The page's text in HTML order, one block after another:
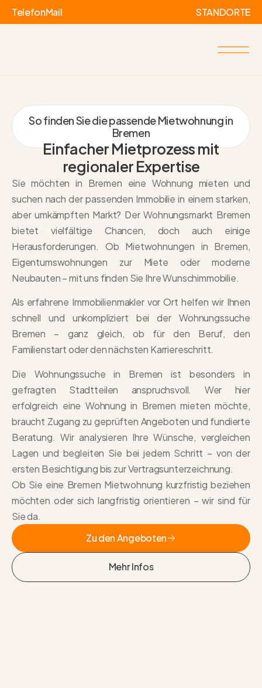
TelefonMail STANDORTE
So finden Sie die passende Mietwohnung in
Bremen
Einfacher Mietprozess mit
regionaler Expertise
Sie möchten in Bremen eine Wohnung mieten und
suchen nach der passenden Immobilie in einem starken,
aber umkämpften Markt? Der Wohnungsmarkt Bremen
bietet vielfältige Chancen, doch auch einige
Herausforderungen. Ob Mietwohnungen in Bremen,
Eigentumswohnungen zur Miete oder moderne
Neubauten – mit uns finden Sie Ihre Wunschimmobilie.
Als erfahrene Immobilienmakler vor Ort helfen wir Ihnen
schnell und unkompliziert bei der Wohnungssuche
Bremen – ganz gleich, ob für den Beruf, den
Familienstart oder den nächsten Karriereschritt.
Die Wohnungssuche in Bremen ist besonders in
gefragten Stadtteilen anspruchsvoll. Wer hier
erfolgreich eine Wohnung in Bremen mieten möchte,
braucht Zugang zu geprüften Angeboten und fundierte
Beratung. Wir analysieren Ihre Wünsche, vergleichen
Lagen und begleiten Sie bei jedem Schritt – von der
ersten Besichtigung bis zur Vertragsunterzeichnung.
Ob Sie eine Bremen Mietwohnung kurzfristig beziehen
möchten oder sich langfristig orientieren – wir sind für
Sie da.
Zu den Angeboten
Mehr Infos